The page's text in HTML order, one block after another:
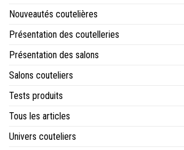
Nouveautés coutelières
Présentation des coutelleries
Présentation des salons
Salons couteliers
Tests produits
Tous les articles
Univers couteliers